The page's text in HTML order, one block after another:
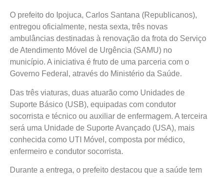
O prefeito do Ipojuca, Carlos Santana (Republicanos),
entregou oficialmente, nesta sexta, três novas
ambulâncias destinadas à renovação da frota do Serviço
de Atendimento Móvel de Urgência (SAMU) no
município. A iniciativa é fruto de uma parceria com o
Governo Federal, através do Ministério da Saúde.
Das três viaturas, duas atuarão como Unidades de
Suporte Básico (USB), equipadas com condutor
socorrista e técnico ou auxiliar de enfermagem. A terceira
será uma Unidade de Suporte Avançado (USA), mais
conhecida como UTI Móvel, composta por médico,
enfermeiro e condutor socorrista.
Durante a entrega, o prefeito destacou que a saúde tem